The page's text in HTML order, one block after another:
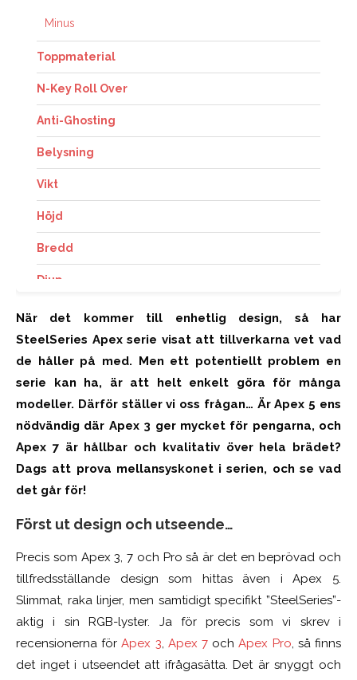
Minus
Toppmaterial
N-Key Roll Over
Anti-Ghosting
Belysning
Vikt
Höjd
Bredd
Djup
Typ & Namn
Brytaraccentueringsavstånd
Total resa
Kraft
Livstid
När det kommer till enhetlig design, så har
SteelSeries Apex serie visat att tillverkarna vet vad
de håller på med. Men ett potentiellt problem en
serie kan ha, är att helt enkelt göra för många
modeller. Därför ställer vi oss frågan… Är Apex 5 ens
nödvändig där Apex 3 ger mycket för pengarna, och
Apex 7 är hållbar och kvalitativ över hela brädet?
Dags att prova mellansyskonet i serien, och se vad
det går för!
Först ut design och utseende…
Precis som Apex 3, 7 och Pro så är det en beprövad och
tillfredsställande design som hittas även i Apex 5.
Slimmat, raka linjer, men samtidigt specifikt ”SteelSeries”-
aktig i sin RGB-lyster. Ja för precis som vi skrev i
recensionerna förApex 3, Apex 7 ochApex Pro, så finns
det inget i utseendet att ifrågasätta. Det är snyggt och